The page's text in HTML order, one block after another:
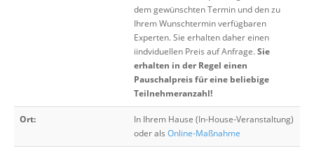
dem gewünschten Termin und den zu
Ihrem Wunschtermin verfügbaren
Experten. Sie erhalten daher einen
iindviduellen Preis auf Anfrage.Sie
erhalten in der Regel einen
Pauschalpreis für eine beliebige
Teilnehmeranzahl!
Ort:
In Ihrem Hause (In-House-Veranstaltung)
oder als Online-Maßnahme